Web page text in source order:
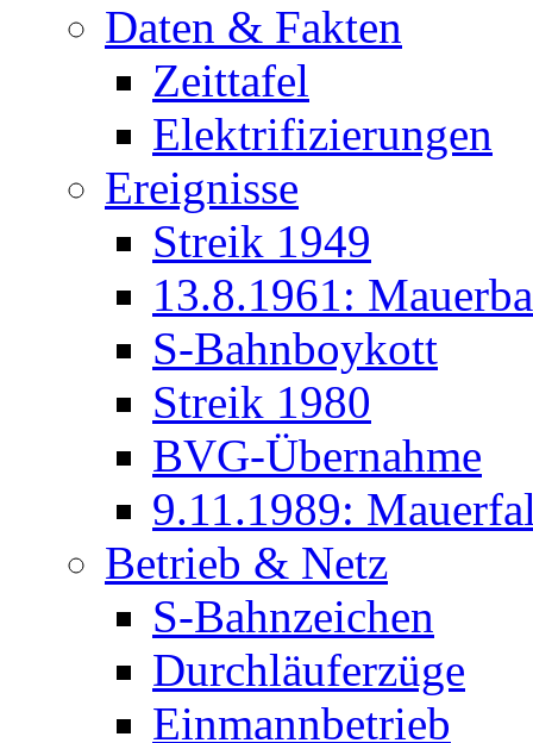
Daten & Fakten
Zeittafel
Elektrifizierungen
Ereignisse
Streik 1949
13.8.1961:
S-Bahnboykott
Streik 1980
BVG-Übernahme
9.11.1989:
Betrieb & Netz
S-Bahnzeichen
Durchläuferzüge
Einmannbetrieb